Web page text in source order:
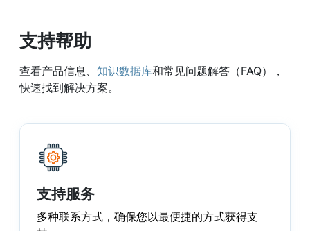
支持帮助
查看产品信息、 知识数据库和常见问题解答（FAQ），
快速找到解决方案。
支持服务
多种联系方式，确保您以最便捷的方式获得支